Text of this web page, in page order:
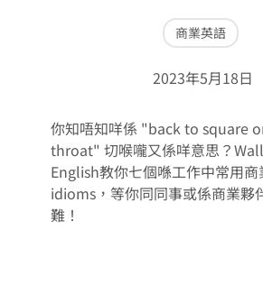
商業英語
2023年5月18日
你知唔知咩係 "back to square
throat" 切喉嚨又係咩意思？
English教你七個喺工作中常用
idioms，等你同同事或係商業夥
難！